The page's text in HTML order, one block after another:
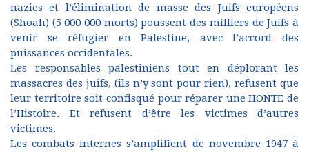
nazies et l’élimination de masse des Juifs européens
(Shoah) (5 000 000 morts) poussent des milliers de Juifs à
venir se réfugier en Palestine, avec l’accord des
puissances occidentales.
Les responsables palestiniens tout en déplorant les
massacres des juifs, (ils n’y sont pour rien), refusent que
leur territoire soit confisqué pour réparer une HONTE de
l’Histoire. Et refusent d’être les victimes d’autres
victimes.
Les combats internes s’amplifient de novembre 1947 à